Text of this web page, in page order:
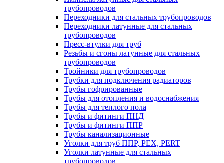
трубопроводов
Переходники для стальных трубопроводов
Переходники латунные для стальных
трубопроводов
Пресс-втулки для труб
Резьбы и сгоны латунные для стальных
трубопроводов
Тройники для трубопроводов
Трубки для подключения радиаторов
Трубы гофрированные
Трубы для отопления и водоснабжения
Трубы для теплого пола
Трубы и фитинги ПНД
Трубы и фитинги ППР
Трубы канализационные
Уголки для труб ППР, PEX, PERT
Уголки латунные для стальных
трубопроводов